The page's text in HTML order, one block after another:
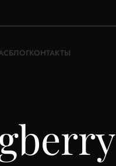
БЛОГКОНТАКТЫ